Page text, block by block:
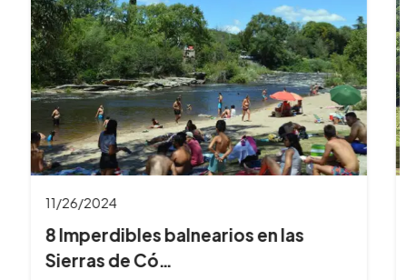
11/26/2024
8 Imperdibles balnearios en las
Sierras de Có…